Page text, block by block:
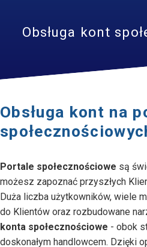
Obsługa kont
Obsługa kont na
Portale społecznościowe są
możesz zapoznać przyszłych
Duża liczba użytkowników, wiele
do Klientów oraz rozbudowane
konta społecznościowe - obok
doskonałym handlowcem. Dzięki